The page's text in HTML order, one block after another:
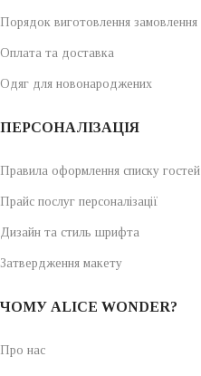
Порядок виготовлення замовлення
Оплата та доставка
Одяг для новонароджених
ПЕРСОНАЛІЗАЦІЯ
Правила оформлення списку гостей
Прайс послуг персоналізації
Дизайн та стиль шрифта
Затвердження макету
ЧОМУ ALICE WONDER?
Про нас